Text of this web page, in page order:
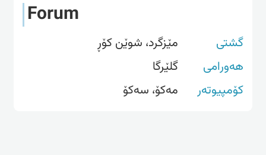
Forum
گشتی
مێزگرد، شوێن کۆڕ
هەورامی
گلێرگا
کۆمپیوتەر
مه‌كۆ، سەکۆ